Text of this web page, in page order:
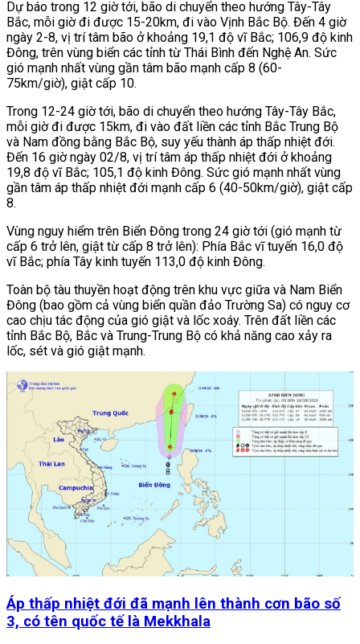
Dự báo trong 12 giờ tới, bão di chuyển theo hướng Tây-Tây
Bắc, mỗi giờ đi được 15-20km, đi vào Vịnh Bắc Bộ. Đến 4 giờ
ngày 2-8, vị trí tâm bão ở khoảng 19,1 độ vĩ Bắc; 106,9 độ kinh
Đông, trên vùng biển các tỉnh từ Thái Bình đến Nghệ An. Sức
gió mạnh nhất vùng gần tâm bão mạnh cấp 8 (60-
75km/giờ), giật cấp 10.
Trong 12-24 giờ tới, bão di chuyển theo hướng Tây-Tây Bắc,
mỗi giờ đi được 15km, đi vào đất liền các tỉnh Bắc Trung Bộ
và Nam đồng bằng Bắc Bộ, suy yếu thành áp thấp nhiệt đới.
Đến 16 giờ ngày 02/8, vị trí tâm áp thấp nhiệt đới ở khoảng
19,8 độ vĩ Bắc; 105,1 độ kinh Đông. Sức gió mạnh nhất vùng
gần tâm áp thấp nhiệt đới mạnh cấp 6 (40-50km/giờ), giật cấp
8.
Vùng nguy hiểm trên Biển Đông trong 24 giờ tới (gió mạnh từ
cấp 6 trở lên, giật từ cấp 8 trở lên): Phía Bắc vĩ tuyến 16,0 độ
vĩ Bắc; phía Tây kinh tuyến 113,0 độ kinh Đông.
Toàn bộ tàu thuyền hoạt động trên khu vực giữa và Nam Biển
Đông (bao gồm cả vùng biển quần đảo Trường Sa) có nguy cơ
cao chịu tác động của gió giật và lốc xoáy. Trên đất liền các
tỉnh Bắc Bộ, Bắc và Trung-Trung Bộ có khả năng cao xảy ra
lốc, sét và gió giật mạnh.
Áp thấp nhiệt đới đã mạnh lên thành cơn bão số
3, có tên quốc tế là Mekkhala